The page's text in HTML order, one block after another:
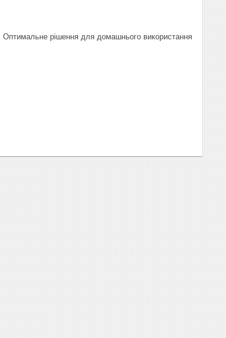
рішення для домашнього використання